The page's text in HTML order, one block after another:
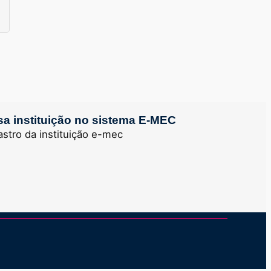
instituição no sistema E-MEC